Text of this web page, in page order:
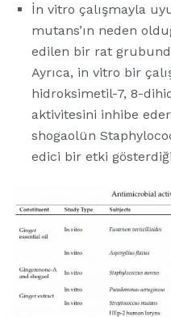
İn vitro çalışmayla
mutans’ın neden
edilen bir rat
Ayrıca, in vitro bir
hidroksimetil-7, 8-
aktivitesini inhibe
shogaolün
edici bir etki